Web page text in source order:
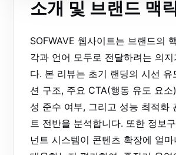
소개 및 브랜드 맥
SOFWAVE 웹사이트는 브랜드의
각과 언어 모두로 전달하려는 의지
다. 본 리뷰는 초기 랜딩의 시선 유
션 구조, 주요 CTA(행동 유도 요
성 준수 여부, 그리고 성능 최적화
트 전반을 분석합니다. 또한 정보
넌트 시스템이 콘텐츠 확장에 얼마